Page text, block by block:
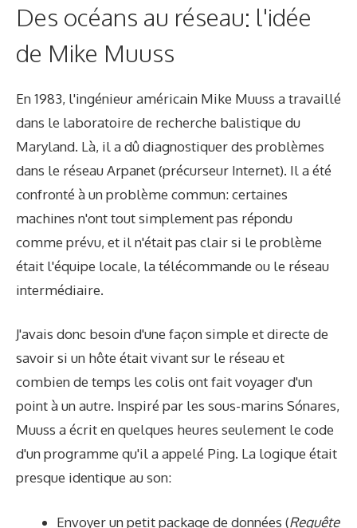
Des océans au réseau: l'idée
de Mike Muuss
En 1983, l'ingénieur américain Mike Muuss a travaillé
dans le laboratoire de recherche balistique du
Maryland. Là, il a dû diagnostiquer des problèmes
dans le réseau Arpanet (précurseur Internet). Il a été
confronté à un problème commun: certaines
machines n'ont tout simplement pas répondu
comme prévu, et il n'était pas clair si le problème
était l'équipe locale, la télécommande ou le réseau
intermédiaire.
J'avais donc besoin d'une façon simple et directe de
savoir si un hôte était vivant sur le réseau et
combien de temps les colis ont fait voyager d'un
point à un autre. Inspiré par les sous-marins Sónares,
Muuss a écrit en quelques heures seulement le code
d'un programme qu'il a appelé Ping. La logique était
presque identique au son:
Envoyer un petit package de données (Requête